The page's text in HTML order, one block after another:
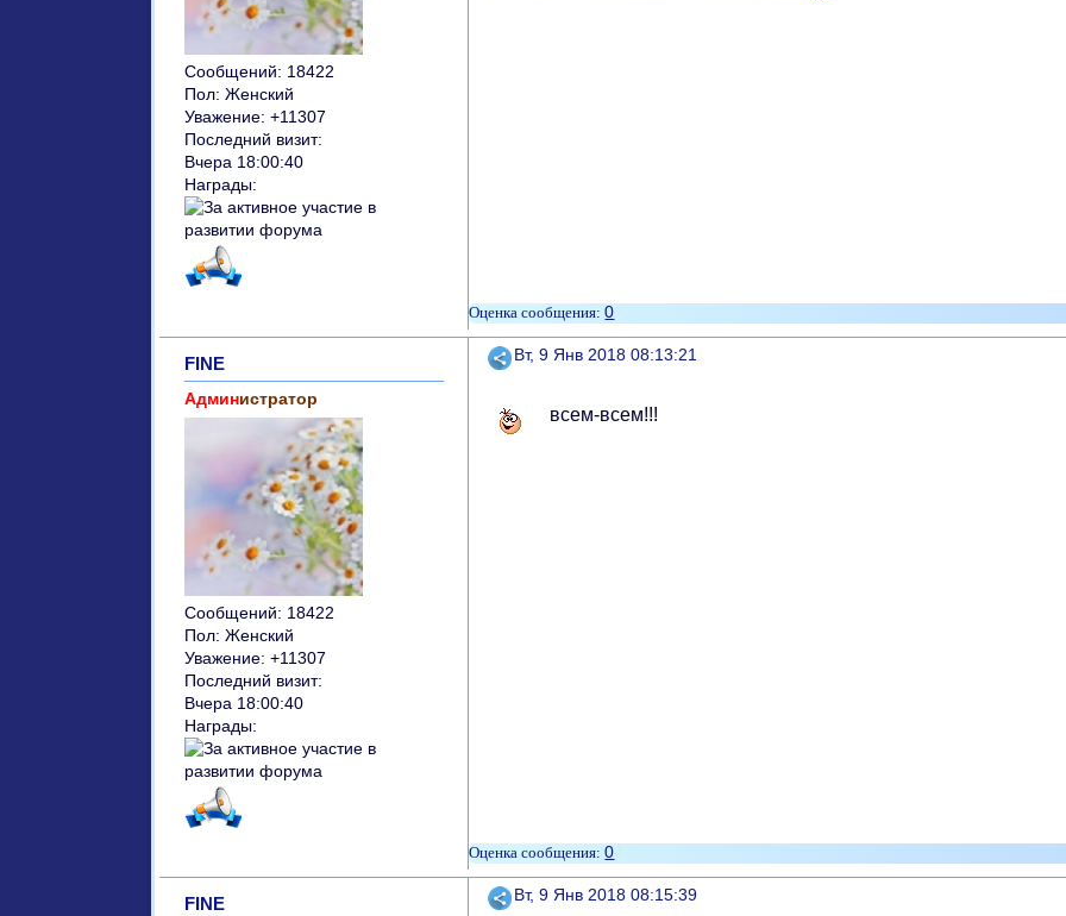
Сообщений: 18422
Пол: Женский
Уважение: +11307
Последний визит:
Вчера 18:00:40
Награды:
0
Поделиться
Вт, 9 Янв 2018 08:13:21
FINE
Администратор
Сообщений: 18422
Пол: Женский
Уважение: +11307
Последний визит:
Вчера 18:00:40
Награды:
всем-всем!!!
0
Поделиться
Вт, 9 Янв 2018 08:15:39
FINE